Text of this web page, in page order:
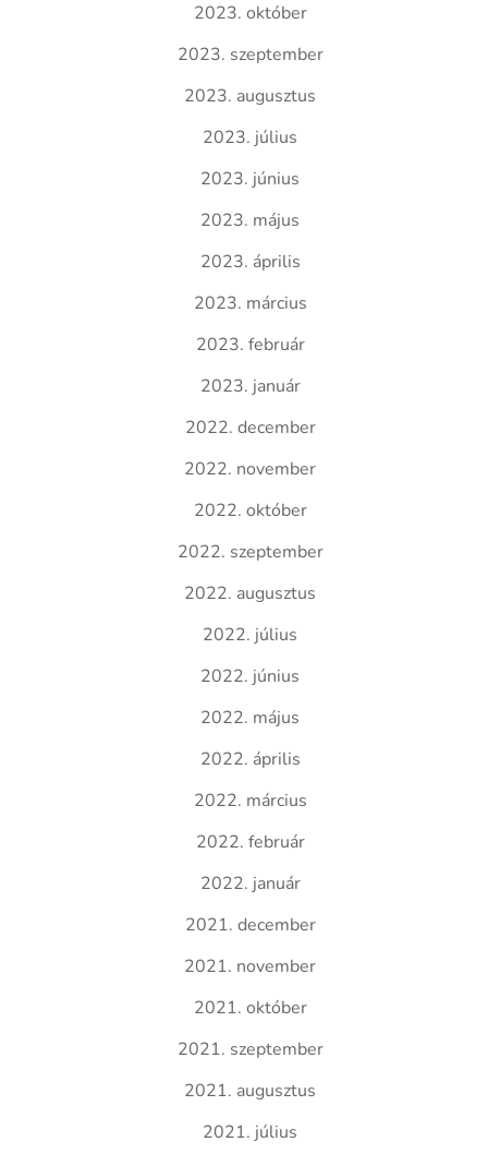
2023. október
2023. szeptember
2023. augusztus
2023. július
2023. június
2023. május
2023. április
2023. március
2023. február
2023. január
2022. december
2022. november
2022. október
2022. szeptember
2022. augusztus
2022. július
2022. június
2022. május
2022. április
2022. március
2022. február
2022. január
2021. december
2021. november
2021. október
2021. szeptember
2021. augusztus
2021. július